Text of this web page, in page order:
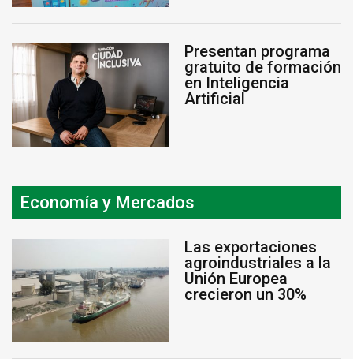
Presentan programa
gratuito de formación
en Inteligencia
Artificial
Economía y Mercados
Las exportaciones
agroindustriales a la
Unión Europea
crecieron un 30%